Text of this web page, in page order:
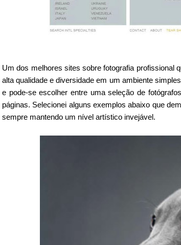
Um dos melhores sites sobre fotografia profissional
alta qualidade e diversidade em um ambiente
e pode-se escolher entre uma seleção de
páginas. Selecionei alguns exemplos abaixo que
sempre mantendo um nível artístico invejável.